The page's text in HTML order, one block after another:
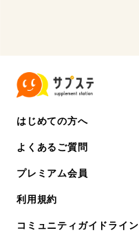
はじめての方へ
よくあるご質問
プレミアム会員
利用規約
コミュニティガイドライン